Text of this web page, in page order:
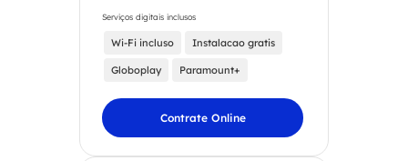
Serviços digitais inclusos
Wi-Fi incluso Instalacao gratis
Globoplay Paramount+
Contrate Online